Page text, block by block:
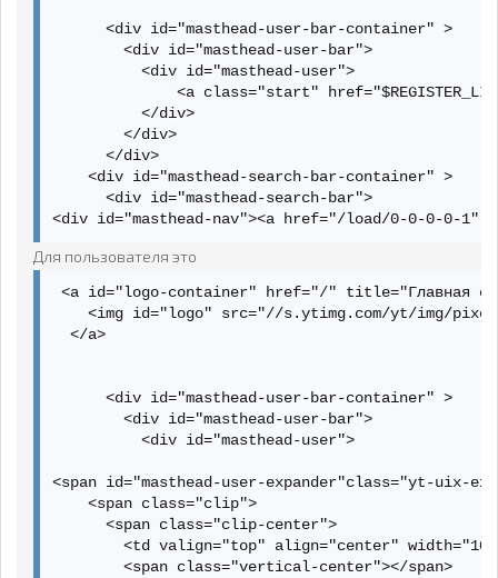
<span id="masthead-user-expander"class="yt-uix-
    <span class="clip">
      <span class="clip-center">
<img src="http://s.ytimg.com/yt/img/
        <span class="vertical-center"></span>
      </span>
    </span>
  </span>
<span class="masthead-user-username">Serrjjiikk</
  <span class="yt-uix-expander-arrow"></span>
</span></button></span></span>
          </div>
        </div>
      </div>
<div id="masthead-nav"><a href="/
<form id="masthead-search" class="search-form
<button class="search-btn-compontent search-
      </div>
      <div id="masthead-user-bar-container" >
        <div id="masthead-user-bar">
          <div id="masthead-user">
<a class="start"
          </div>
        </div>
      </div>
    <div id="masthead-search-bar-container" >
      <div id="masthead-search-bar">
<div id="masthead-nav"><a href="/load/0-0-0-0-1"
Для пользователя это
<a id="logo-container" href="/" title="Главная
<img id="logo" src="//s.ytimg.com/yt/img/
  </a>
      <div id="masthead-user-bar-container" >
        <div id="masthead-user-bar">
          <div id="masthead-user">
<span id="masthead-user-expander"class="yt-uix-
    <span class="clip">
      <span class="clip-center">
<td valign="top" align="center"
        <span class="vertical-center"></span>